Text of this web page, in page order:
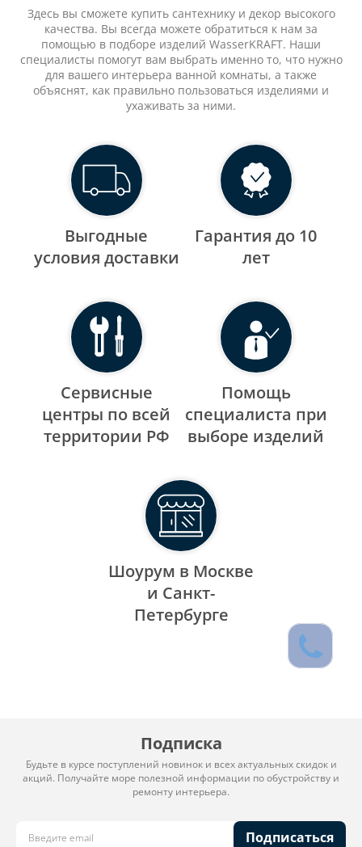
Здесь вы сможете купить сантехнику и декор высокого
качества. Вы всегда можете обратиться к нам за
помощью в подборе изделий WasserKRAFT. Наши
специалисты помогут вам выбрать именно то, что нужно
для вашего интерьера ванной комнаты, а также
объяснят, как правильно пользоваться изделиями и
ухаживать за ними.
Выгодные
уcловия доставки
Гарантия до 10
лет
Сервисные
центры по всей
территории РФ
Помощь
специалиста при
выборе изделий
Шоурум в Москве
и Санкт-
Петербурге
Подписка
Будьте в курсе поступлений новинок и всех актуальных скидок и
акций. Получайте море полезной информации по обустройству и
ремонту интерьера.
Подписаться